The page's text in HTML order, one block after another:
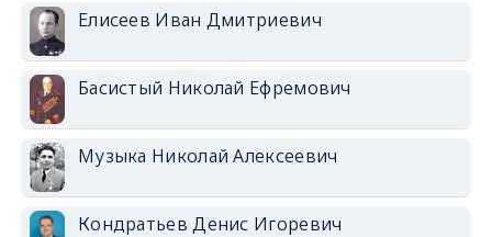
Елисеев Иван Дмитриевич
Басистый Николай Ефремович
Музыка Николай Алексеевич
Кондратьев Денис Игоревич